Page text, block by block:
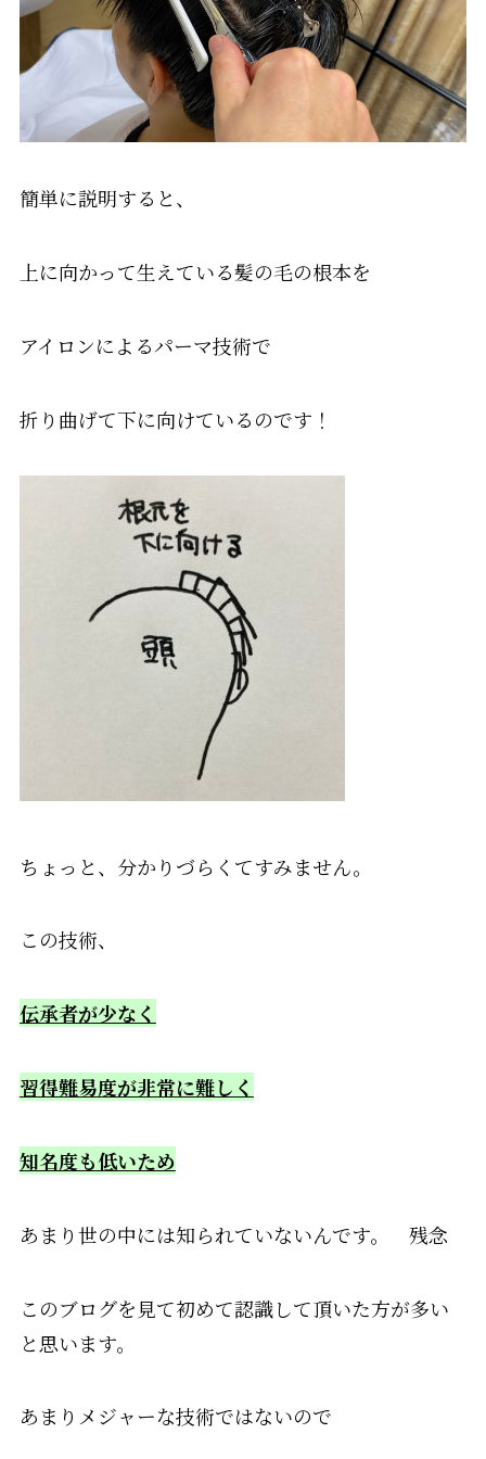
簡単に説明すると、
上に向かって生えている髪の毛の根本を
アイロンによるパーマ技術で
折り曲げて下に向けているのです！
ちょっと、分かりづらくてすみません。
この技術、
伝承者が少なく
習得難易度が非常に難しく
知名度も低いため
あまり世の中には知られていないんです。 残念
このブログを見て初めて認識して頂いた方が多い
と思います。
あまりメジャーな技術ではないので